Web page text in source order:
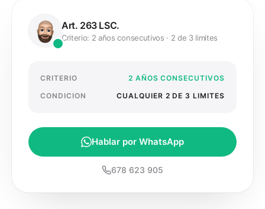
Art. 263 LSC.
Criterio: 2 años consecutivos · 2 de 3 limites
CRITERIO
2 AÑOS CONSECUTIVOS
CONDICION
CUALQUIER 2 DE 3 LIMITES
Hablar por WhatsApp
678 623 905